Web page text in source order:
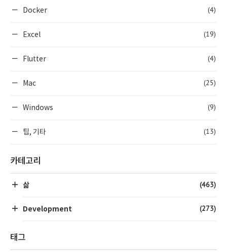
Docker (4)
Excel (19)
Flutter (4)
Mac (25)
Windows (9)
팁, 기타 (13)
카테고리
삶 (463)
Development (273)
태그